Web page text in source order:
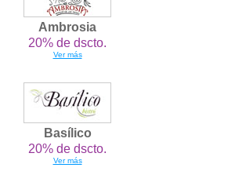
Ambrosia
20% de dscto.
Ver más
Basílico
20% de dscto.
Ver más